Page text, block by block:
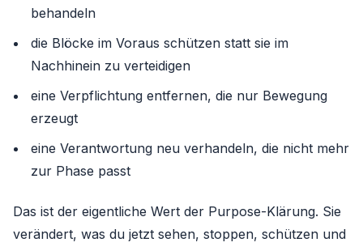
behandeln
die Blöcke im Voraus schützen statt sie im
Nachhinein zu verteidigen
eine Verpflichtung entfernen, die nur Bewegung
erzeugt
eine Verantwortung neu verhandeln, die nicht mehr
zur Phase passt
Das ist der eigentliche Wert der Purpose-Klärung. Sie
verändert, was du jetzt sehen, stoppen, schützen und